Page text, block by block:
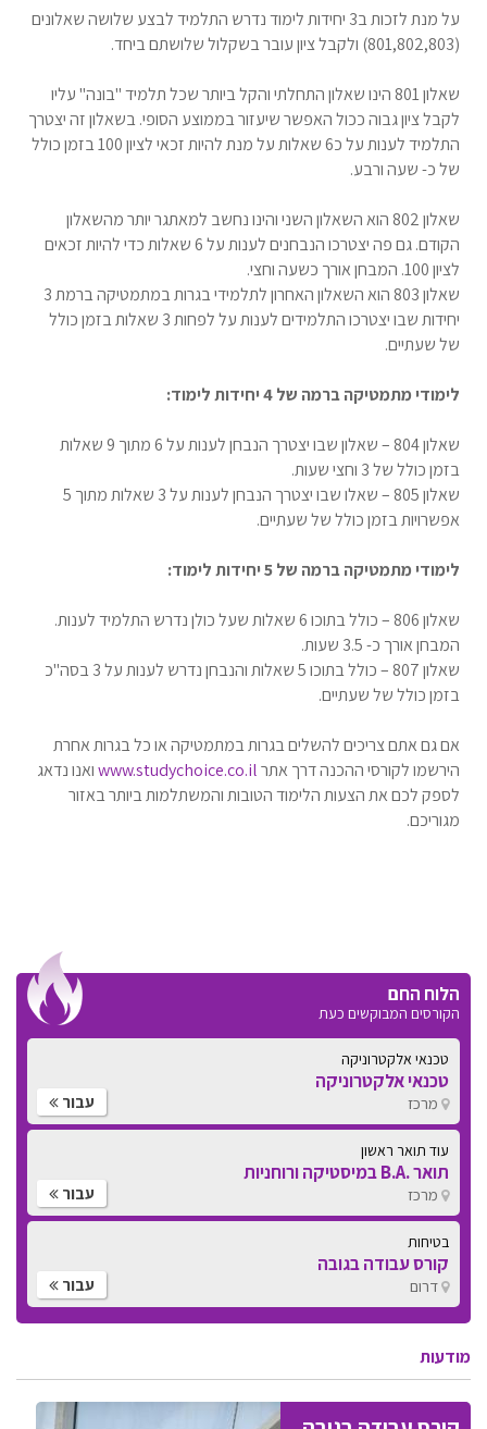
על מנת לזכות ב3 יחידות לימוד נדרש התלמיד לבצע שלושה שאלונים
(801,802,803) ולקבל ציון עובר בשקלול שלושתם ביחד.
שאלון 801 הינו שאלון התחלתי והקל ביותר שכל תלמיד "בונה" עליו
לקבל ציון גבוה ככול האפשר שיעזור בממוצע הסופי. בשאלון זה יצטרך
התלמיד לענות על כ6 שאלות על מנת להיות זכאי לציון 100 בזמן כולל
של כ- שעה ורבע.
שאלון 802 הוא השאלון השני והינו נחשב למאתגר יותר מהשאלון
הקודם. גם פה יצטרכו הנבחנים לענות על 6 שאלות כדי להיות זכאים
לציון 100. המבחן אורך כשעה וחצי.
שאלון 803 הוא השאלון האחרון לתלמידי בגרות במתמטיקה ברמת 3
יחידות שבו יצטרכו התלמידים לענות על לפחות 3 שאלות בזמן כולל
של שעתיים.
לימודי מתמטיקה ברמה של 4 יחידות לימוד:
שאלון 804 – שאלון שבו יצטרך הנבחן לענות על 6 מתוך 9 שאלות
בזמן כולל של 3 וחצי שעות.
שאלון 805 – שאלו שבו יצטרך הנבחן לענות על 3 שאלות מתוך 5
אפשרויות בזמן כולל של שעתיים.
לימודי מתמטיקה ברמה של 5 יחידות לימוד :
שאלון 806 – כולל בתוכו 6 שאלות שעל כולן נדרש התלמיד לענות.
המבחן אורך כ- 3.5 שעות.
שאלון 807 – כולל בתוכו 5 שאלות והנבחן נדרש לענות על 3 בסה"כ
בזמן כולל של שעתיים.
אם גם אתם צריכים להשלים בגרות במתמטיקה או כל בגרות אחרת
הירשמו לקורסי ההכנה דרך אתרwww.studychoice.co.ilואנו נדאג
לספק לכם את הצעות הלימוד הטובות והמשתלמות ביותר באזור
מגוריכם.
הלוח החם
הקורסים המבוקשים כעת
טכנאי אלקטרוניקה
טכנאי אלקטרוניקה
מרכז עבור
עוד תואר ראשון
תואר .B.A במיסטיקה ורוחניות
מרכז עבור
בטיחות
קורס עבודה בגובה
דרום עבור
מודעות